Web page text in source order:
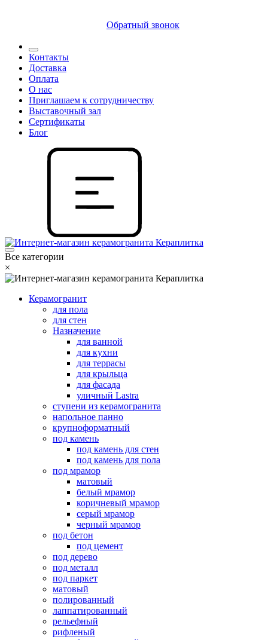
Обратный звонок
Контакты
Доставка
Оплата
О нас
Приглашаем к сотрудничеству
Выставочный зал
Сертификаты
Блог
Все категории
×
Керамогранит
для пола
для стен
Назначение
для ванной
для кухни
для террасы
для крыльца
для фасада
уличный Lastra
ступени из керамогранита
напольное панно
крупноформатный
под камень
под камень для стен
под камень для пола
под мрамор
матовый
белый мрамор
коричневый мрамор
серый мрамор
черный мрамор
под бетон
под цемент
под дерево
под металл
под паркет
матовый
полированный
лаппатированный
рельефный
рифленый